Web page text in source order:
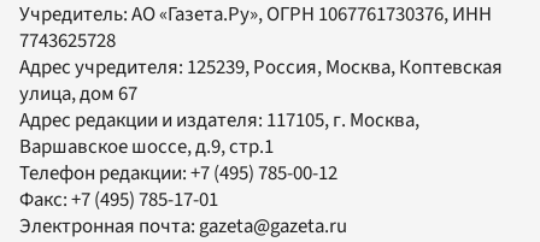
Учредитель:АО «Газета.Ру», ОГРН 1067761730376, ИНН
7743625728
Адрес учредителя: 125239, Россия, Москва, Коптевская
улица, дом 67
Адрес редакции и издателя: 117105, г. Москва,
Варшавское шоссе, д.9, стр.1
Телефон редакции:+7 (495) 785-00-12
Факс:+7 (495) 785-17-01
Электронная почта: gazeta@gazeta.ru